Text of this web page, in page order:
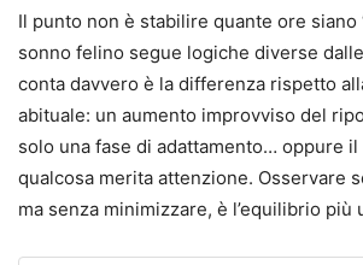
Il punto non è stabilire quante ore siano
sonno felino segue logiche diverse
conta davvero è la differenza rispetto
abituale: un aumento improvviso del
solo una fase di adattamento… oppure
qualcosa merita attenzione. Osservare
ma senza minimizzare, è l’equilibrio più